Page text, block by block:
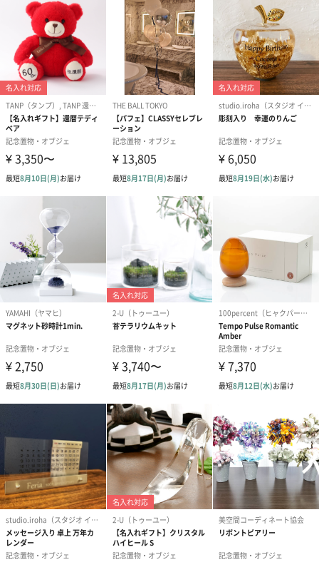
配送用のダンボールを装飾いたします。お相手のご住所に直接お
送りする際に人気のオプションです。お相手に直接手渡しする場
合は、紙袋との併用もおすすめです。
ダンボール装飾（ひま
ダンボール装飾（チュ
ダンボール装
紙袋
お渡し用の紙袋です。
商品に合わせたサイズをお届けします。
あり（280円）
メッセージカード（通常・写真・グリーティング）
誕生日や結婚祝い・出産祝いなど、様々なシーンのメッセージカ
ードを同梱します。
メッセージカードや封筒のデザインは一部変更する場合がありま
す。